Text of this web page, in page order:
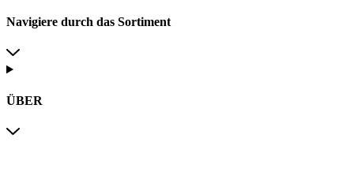
Navigiere durch das Sortiment
ÜBER